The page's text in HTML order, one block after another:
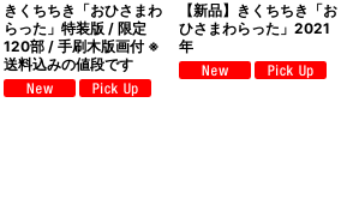
きくちちき「おひさまわ
らった」特装版 / 限定
120部 / 手刷木版画付 ※
送料込みの値段です
【新品】きくちちき「お
ひさまわらった」2021
年